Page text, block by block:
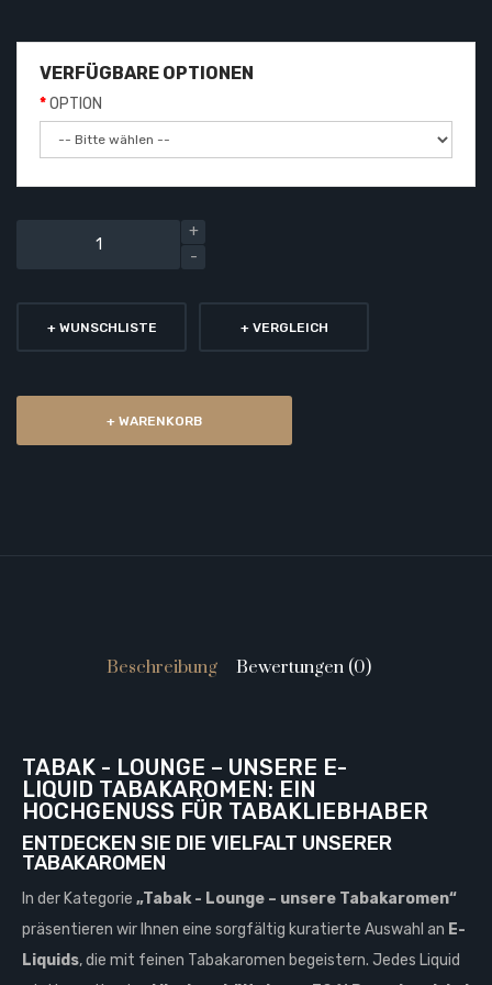
VERFÜGBARE OPTIONEN
OPTION
+ WUNSCHLISTE + VERGLEICH
+ WARENKORB
Beschreibung Bewertungen (0)
TABAK - LOUNGE – UNSERE E-
LIQUID TABAKAROMEN: EIN
HOCHGENUSS FÜR TABAKLIEBHABER
ENTDECKEN SIE DIE VIELFALT UNSERER
TABAKAROMEN
In der Kategorie „Tabak - Lounge – unsere Tabakaromen“
präsentieren wir Ihnen eine sorgfältig kuratierte Auswahl an E-
Liquids, die mit feinen Tabakaromen begeistern. Jedes Liquid